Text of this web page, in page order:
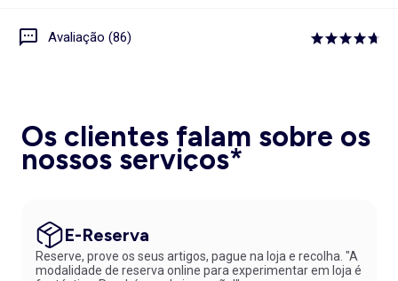
Avaliação (86)
Os clientes falam sobre os
nossos serviços*
E-Reserva
Reserve, prove os seus artigos, pague na loja e recolha. "A
modalidade de reserva online para experimentar em loja é